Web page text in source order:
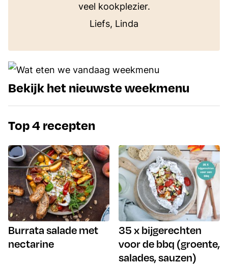
veel kookplezier.
Liefs, Linda
Bekijk het nieuwste weekmenu
Top 4 recepten
Burrata salade met
nectarine
35 x bijgerechten
voor de bbq (groente,
salades, sauzen)